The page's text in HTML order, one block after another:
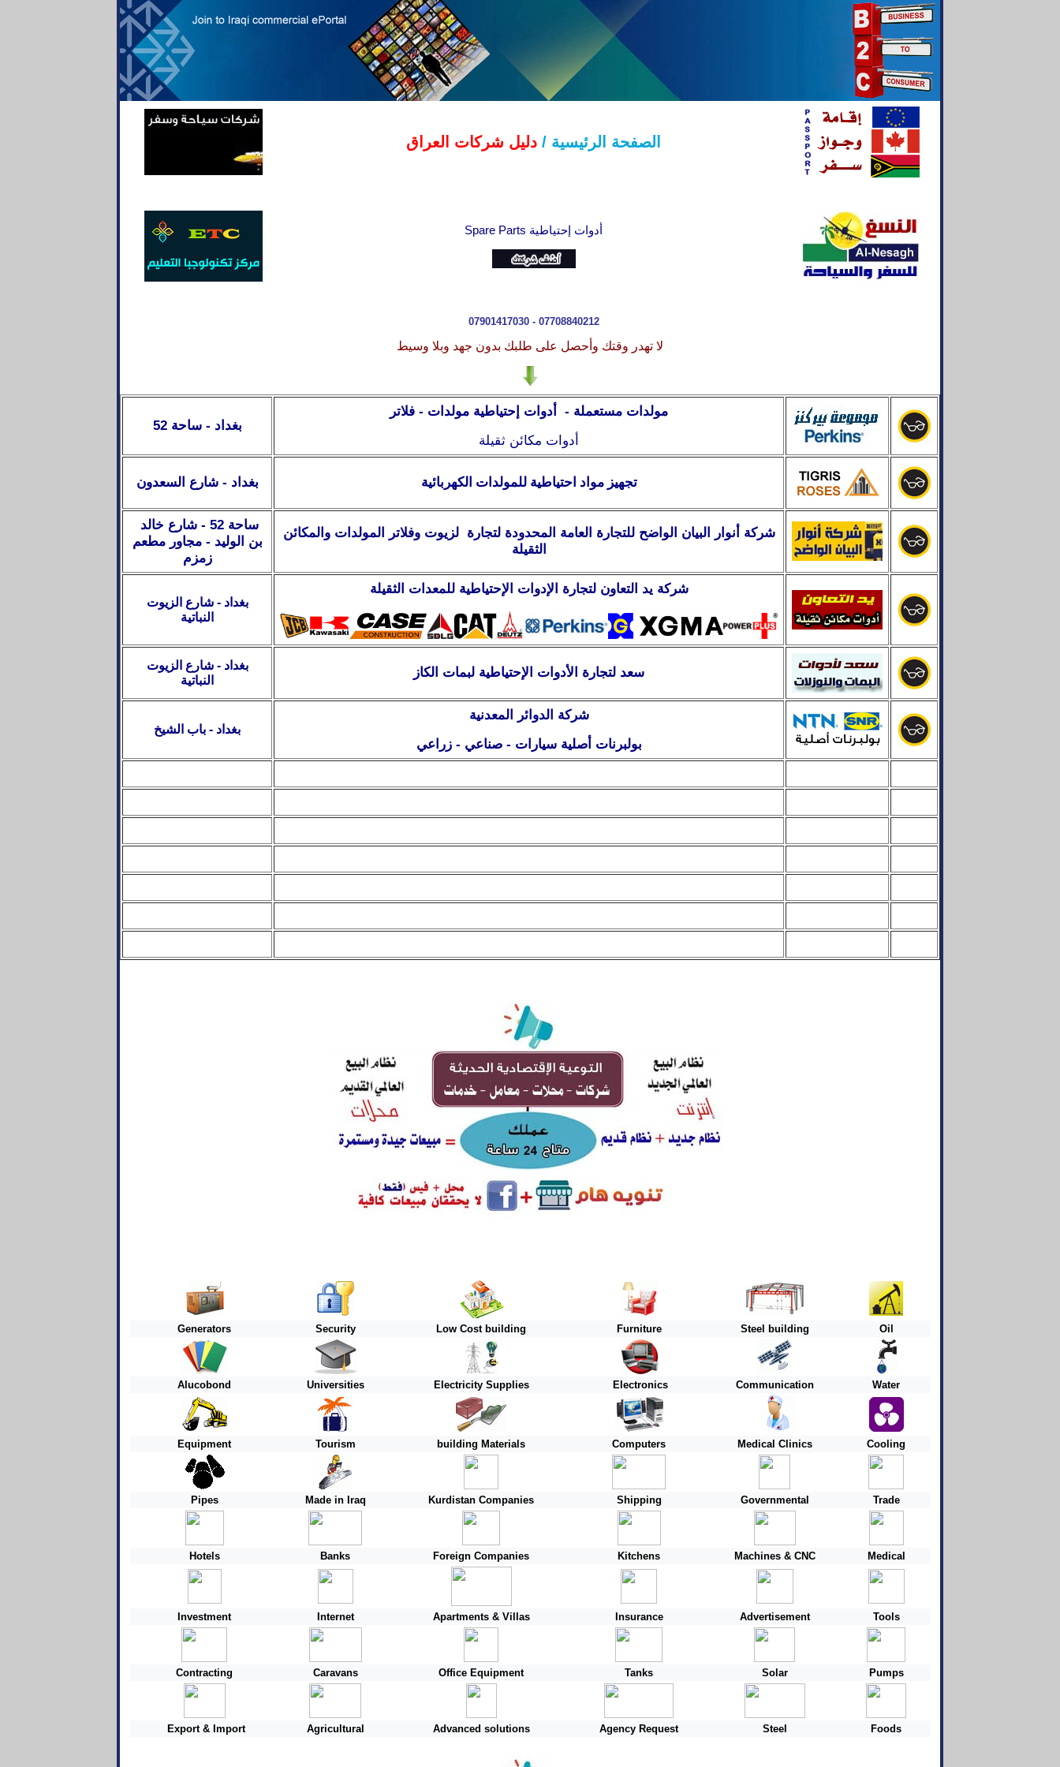
الصفحة الرئيسية / دليل شركات العراق
Spare Parts أدوات إحتياطية
07901417030 - 07708840212
لا تهدر وقتك وأحصل على طلبك بدون جهد وبلا وسيط
بغداد - ساحة 52
مولدات مستعملة - أدوات إحتياطية مولدات - فلاتر
أدوات مكائن ثقيلة
بغداد - شارع السعدون تجهيز مواد احتياطية للمولدات الكهربائية
ساحة 52 - شارع خالد
بن الوليد - مجاور مطعم
زمزم
شركة أنوار البيان الواضح للتجارة العامة المحدودة لتجارة لزيوت وفلاتر المولدات والمكائن
الثقيلة
بغداد - شارع الزيوت
النباتية
شركة يد التعاون لتجارة الإدوات الإحتياطية للمعدات الثقيلة
بغداد - شارع الزيوت
النباتية
سعد لتجارة الأدوات الإحتياطية لبمات الكاز
بغداد - باب الشيخ
شركة الدوائر المعدنية
بولبرنات أصلية سيارات - صناعي - زراعي
Generators Security Low Cost building Furniture Steel building Oil
Alucobond Universities Electricity Supplies Electronics Communication Water
Equipment Tourism building Materials Computers Medical Clinics Cooling
Pipes Made in Iraq Kurdistan Companies Shipping Governmental Trade
Hotels Banks Foreign Companies Kitchens Machines & CNC Medical
Investment Internet Apartments & Villas Insurance Advertisement Tools
Contracting Caravans Office Equipment Tanks Solar Pumps
Export & Import Agricultural Advanced solutions Agency Request Steel Foods